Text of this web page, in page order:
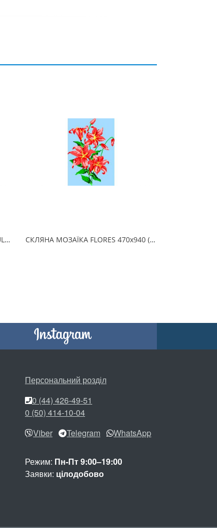
СКЛЯНА МОЗАЇКА DELFINES CIRCULO 190х215 (2.5 x 2.5 см) на папері СКЛЯНА МОЗАЇКА FLORES 470х940 (2.5 x 2.5 см) на папері
Персональний розділ
0 (44) 426-49-51
0 (50) 414-10-04
Viber
Telegram WhatsApp
Режим: Пн-Пт 9:00–19:00
Заявки: цілодобово